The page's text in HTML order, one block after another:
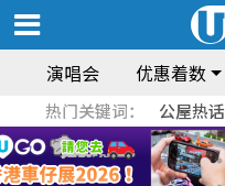
演唱会 优惠着数
热门关键词： 公屋热话